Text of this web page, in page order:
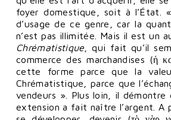
foyer domestique, soit à l’État. «
d’usage de ce genre, car la
n’est pas illimitée. Mais il est un
Chrématistique , qui fait qu’il
commerce des marchandises
cette forme parce que la
Chrématistique, parce que
vendeurs ». Plus loin, il
extension a fait naître l’argent. A